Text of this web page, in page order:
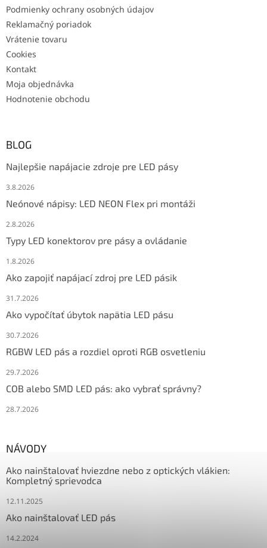
Podmienky ochrany osobných údajov
Reklamačný poriadok
Vrátenie tovaru
Cookies
Kontakt
Moja objednávka
Hodnotenie obchodu
BLOG
Najlepšie napájacie zdroje pre LED pásy
3.8.2026
Neónové nápisy: LED NEON Flex pri montáži
2.8.2026
Typy LED konektorov pre pásy a ovládanie
1.8.2026
Ako zapojiť napájací zdroj pre LED pásik
31.7.2026
Ako vypočítať úbytok napätia LED pásu
30.7.2026
RGBW LED pás a rozdiel oproti RGB osvetleniu
29.7.2026
COB alebo SMD LED pás: ako vybrať správny?
28.7.2026
NÁVODY
Ako nainštalovať hviezdne nebo z optických vlákien:
Kompletný sprievodca
12.11.2025
Ako nainštalovať LED pás
14.2.2024